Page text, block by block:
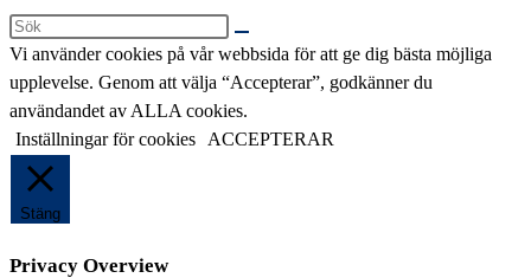
Sök
på
denna
webbplats
Vi använder cookies på vår webbsida för att ge dig bästa möjliga
upplevelse. Genom att välja “Accepterar”, godkänner du
användandet av ALLA cookies.
Inställningar för cookies ACCEPTERAR
Stäng
Privacy Overview